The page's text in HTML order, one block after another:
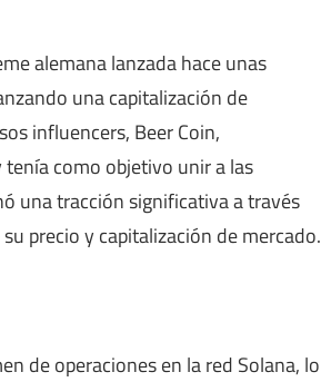
alemana lanzada hace unas
una capitalización de
influencers, Beer Coin,
como objetivo unir a las
una tracción significativa a través
precio y capitalización de mercado.
de operaciones en la red Solana, lo